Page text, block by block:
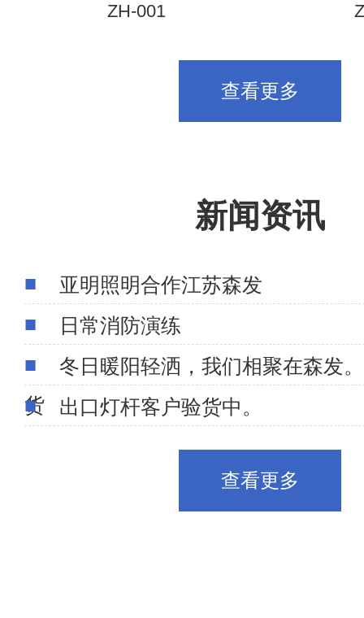
ZH-001
查看更多
新闻资讯
亚明照明合作江苏森发
日常消防演练
冬日暖阳轻洒，我们相聚在森发
货
出口灯杆客户验货中。
查看更多